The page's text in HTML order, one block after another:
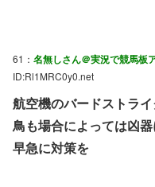
61： 名無しさん＠実況で競馬板
ID:Rl1MRC0y0.net
航空機のバードストラ
鳥も場合によっては凶
早急に対策を